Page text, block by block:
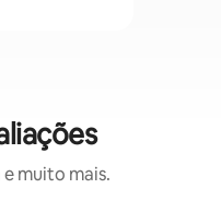
muito mais.